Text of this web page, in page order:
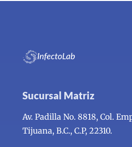
Sucursal Matriz
Av. Padilla No. 8818, Col.
Tijuana, B.C., C.P, 22310.